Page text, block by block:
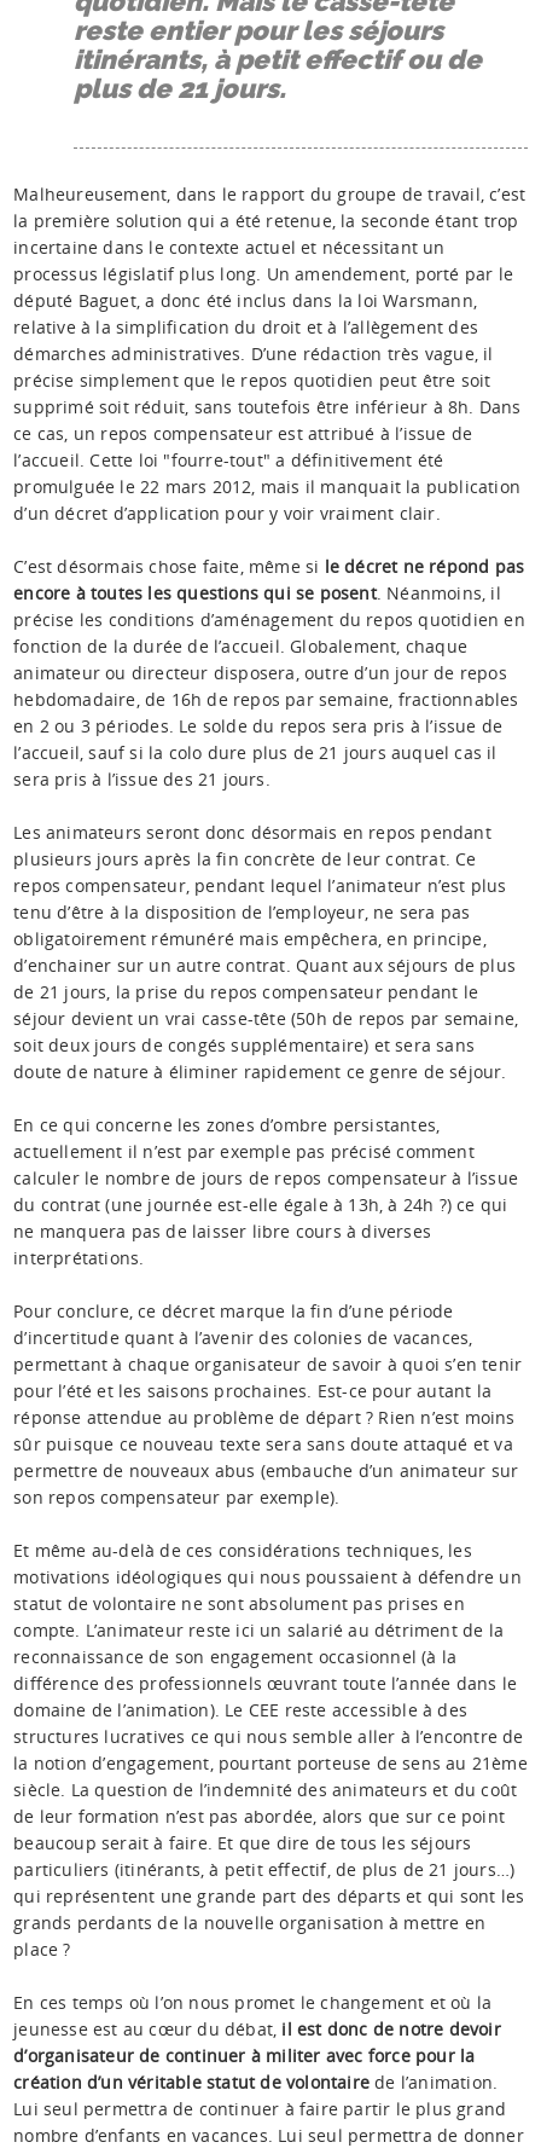
reste entier pour les séjours
itinérants, à petit effectif ou de
plus de 21 jours.
Malheureusement, dans le rapport du groupe de travail, c’est
la première solution qui a été retenue, la seconde étant trop
incertaine dans le contexte actuel et nécessitant un
processus législatif plus long. Un amendement, porté par le
député Baguet, a donc été inclus dans la loi Warsmann,
relative à la simplification du droit et à l’allègement des
démarches administratives. D’une rédaction très vague, il
précise simplement que le repos quotidien peut être soit
supprimé soit réduit, sans toutefois être inférieur à 8h. Dans
ce cas, un repos compensateur est attribué à l’issue de
l’accueil. Cette loi "fourre-tout" a définitivement été
promulguée le 22 mars 2012, mais il manquait la publication
d’un décret d’application pour y voir vraiment clair.
C’est désormais chose faite, même si le décret ne répond pas
encore à toutes les questions qui se posent. Néanmoins, il
précise les conditions d’aménagement du repos quotidien en
fonction de la durée de l’accueil. Globalement, chaque
animateur ou directeur disposera, outre d’un jour de repos
hebdomadaire, de 16h de repos par semaine, fractionnables
en 2 ou 3 périodes. Le solde du repos sera pris à l’issue de
l’accueil, sauf si la colo dure plus de 21 jours auquel cas il
sera pris à l’issue des 21 jours.
Les animateurs seront donc désormais en repos pendant
plusieurs jours après la fin concrète de leur contrat. Ce
repos compensateur, pendant lequel l’animateur n’est plus
tenu d’être à la disposition de l’employeur, ne sera pas
obligatoirement rémunéré mais empêchera, en principe,
d’enchainer sur un autre contrat. Quant aux séjours de plus
de 21 jours, la prise du repos compensateur pendant le
séjour devient un vrai casse-tête (50h de repos par semaine,
soit deux jours de congés supplémentaire) et sera sans
doute de nature à éliminer rapidement ce genre de séjour.
En ce qui concerne les zones d’ombre persistantes,
actuellement il n’est par exemple pas précisé comment
calculer le nombre de jours de repos compensateur à l’issue
du contrat (une journée est-elle égale à 13h, à 24h ?) ce qui
ne manquera pas de laisser libre cours à diverses
interprétations.
Pour conclure, ce décret marque la fin d’une période
d’incertitude quant à l’avenir des colonies de vacances,
permettant à chaque organisateur de savoir à quoi s’en tenir
pour l’été et les saisons prochaines. Est-ce pour autant la
réponse attendue au problème de départ ? Rien n’est moins
sûr puisque ce nouveau texte sera sans doute attaqué et va
permettre de nouveaux abus (embauche d’un animateur sur
son repos compensateur par exemple).
Et même au-delà de ces considérations techniques, les
motivations idéologiques qui nous poussaient à défendre un
statut de volontaire ne sont absolument pas prises en
compte. L’animateur reste ici un salarié au détriment de la
reconnaissance de son engagement occasionnel (à la
différence des professionnels œuvrant toute l’année dans le
domaine de l’animation). Le CEE reste accessible à des
structures lucratives ce qui nous semble aller à l’encontre de
la notion d’engagement, pourtant porteuse de sens au 21ème
siècle. La question de l’indemnité des animateurs et du coût
de leur formation n’est pas abordée, alors que sur ce point
beaucoup serait à faire. Et que dire de tous les séjours
particuliers (itinérants, à petit effectif, de plus de 21 jours…)
qui représentent une grande part des départs et qui sont les
grands perdants de la nouvelle organisation à mettre en
place ?
En ces temps où l’on nous promet le changement et où la
jeunesse est au cœur du débat, il est donc de notre devoir
d’organisateur de continuer à militer avec force pour la
création d’un véritable statut de volontaire de l’animation.
Lui seul permettra de continuer à faire partir le plus grand
nombre d’enfants en vacances. Lui seul permettra de donner